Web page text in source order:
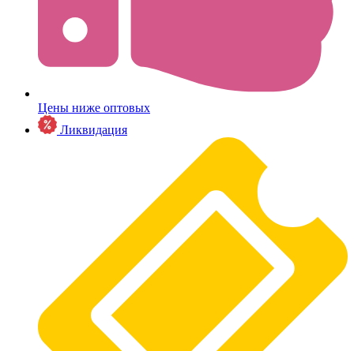
Цены ниже оптовых
Ликвидация